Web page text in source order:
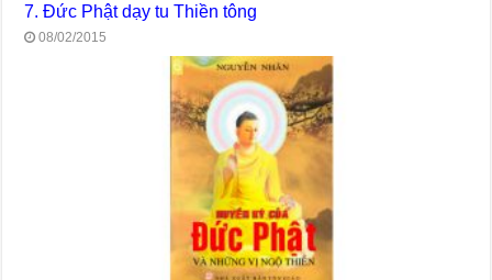
7. Đức Phật dạy tu Thiền tông
08/02/2015